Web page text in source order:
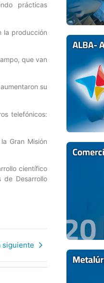
prácticas
la producción
que van
su
telefónicos:
Gran Misión
científico
Desarrollo
siguiente